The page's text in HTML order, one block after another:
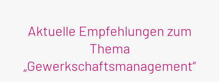
Aktuelle Empfehlungen zum
Thema
„Gewerkschaftsmanagement“